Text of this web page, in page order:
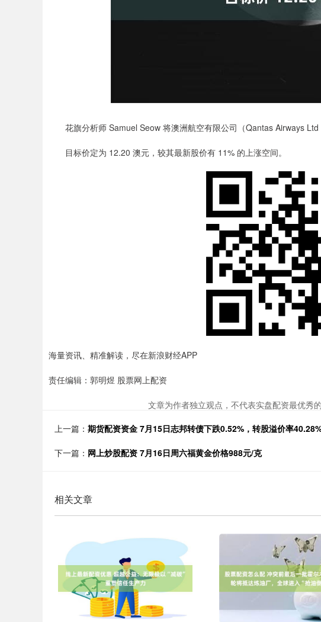
花旗分析师 Samuel Seow 将澳洲航空有限公司（Qantas Airways Ltd
目标价定为 12.20 澳元，较其最新股价有 11% 的上涨空间。
海量资讯、精准解读，尽在新浪财经APP
责任编辑：郭明煜 股票网上配资
文章为作者独立观点，不代表实盘配资最优秀
上一篇： 期货配资资金 7月15日志邦转债下跌0.52%，转股溢价率
下一篇： 网上炒股配资 7月16日周六福黄金价格988元/克
相关文章